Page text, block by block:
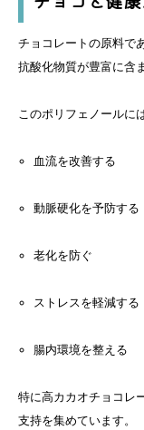
チョコレートの原料で
抗酸化物質が豊富に含
このポリフェノールに
血流を改善する
動脈硬化を予防する
老化を防ぐ
ストレスを軽減する
腸内環境を整える
特に高カカオチョコレ
支持を集めています。